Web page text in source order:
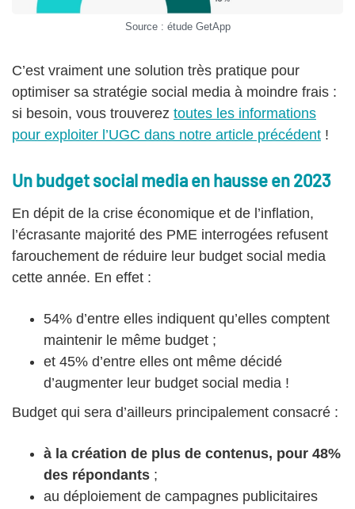
Source : étude GetApp
C’est vraiment une solution très pratique pour
optimiser sa stratégie social media à moindre frais :
si besoin, vous trouverez toutes les informations
pour exploiter l’UGC dans notre article précédent !
Un budget social media en hausse en 2023
En dépit de la crise économique et de l’inflation,
l’écrasante majorité des PME interrogées refusent
farouchement de réduire leur budget social media
cette année. En effet :
54% d’entre elles indiquent qu’elles comptent
maintenir le même budget ;
et 45% d’entre elles ont même décidé
d’augmenter leur budget social media !
Budget qui sera d’ailleurs principalement consacré :
à la création de plus de contenus, pour 48%
des répondants ;
au déploiement de campagnes publicitaires